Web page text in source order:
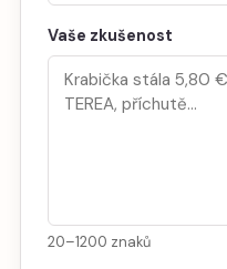
Vaše zkušenost
20–1200 znaků